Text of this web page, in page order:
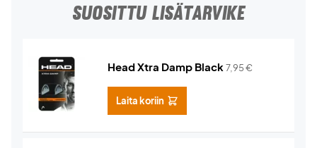
SUOSITTU LISÄTARVIKE
Head Xtra Damp Black7,95€
Laita koriin